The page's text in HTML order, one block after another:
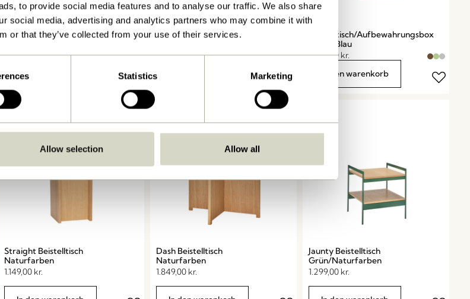
to provide social media features and to analyse our traffic. We also share
social media, advertising and analytics partners who may combine it with
or that they’ve collected from your use of their services.
Statistics Marketing
Allow selection Allow all
Play Beistelltisch Rot
1.149,00kr.
Vault
Beistelltisch/Aufbewahrungsbox
Braun/Blau
1.299,00 kr.
In den warenkorb
Straight Beistelltisch
Naturfarben
1.149,00 kr.
Dash Beistelltisch
Naturfarben
1.849,00 kr.
Jaunty Beistelltisch
Grün/Naturfarben
1.299,00 kr.